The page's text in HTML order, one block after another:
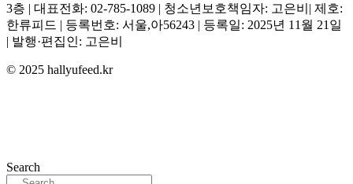
3층 | 대표전화: 02-785-1089 | 청소년보호책임자: 고은비| 제호:
한류피드 | 등록번호: 서울,아56243 | 등록일: 2025년 11월 21일
| 발행·편집인: 고은비
© 2025 hallyufeed.kr
Search